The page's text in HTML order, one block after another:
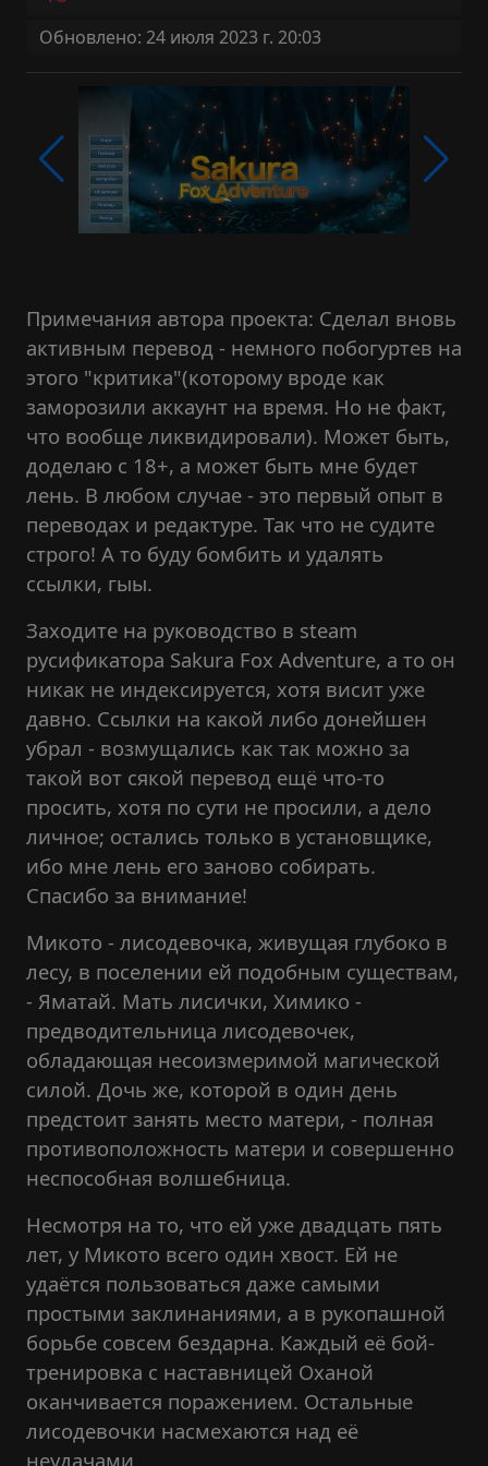
Обновлено: 24 июля 2023 г. 20:03
Примечания автора проекта: Сделал вновь
активным перевод - немного побогуртев на
этого "критика"(которому вроде как
заморозили аккаунт на время. Но не факт,
что вообще ликвидировали). Может быть,
доделаю с 18+, а может быть мне будет
лень. В любом случае - это первый опыт в
переводах и редактуре. Так что не судите
строго! А то буду бомбить и удалять
ссылки, гыы.
Заходите на руководство в steam
русификатора Sakura Fox Adventure, а то он
никак не индексируется, хотя висит уже
давно. Ссылки на какой либо донейшен
убрал - возмущались как так можно за
такой вот сякой перевод ещё что-то
просить, хотя по сути не просили, а дело
личное; остались только в установщике,
ибо мне лень его заново собирать.
Спасибо за внимание!
Микото - лисодевочка, живущая глубоко в
лесу, в поселении ей подобным существам,
- Яматай. Мать лисички, Химико -
предводительница лисодевочек,
обладающая несоизмеримой магической
силой. Дочь же, которой в один день
предстоит занять место матери, - полная
противоположность матери и совершенно
неспособная волшебница.
Несмотря на то, что ей уже двадцать пять
лет, у Микото всего один хвост. Ей не
удаётся пользоваться даже самыми
простыми заклинаниями, а в рукопашной
борьбе совсем бездарна. Каждый её бой-
тренировка с наставницей Оханой
оканчивается поражением. Остальные
лисодевочки насмехаются над её
неудачами.